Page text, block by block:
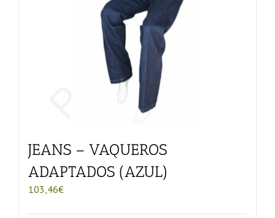
JEANS – VAQUEROS
ADAPTADOS (AZUL)
103,46€